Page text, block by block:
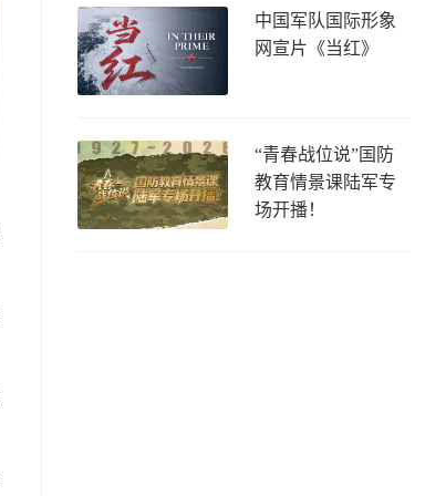
中国军队国际形象
网宣片《当红》
“青春战位说”国防
教育情景课陆军专
场开播！